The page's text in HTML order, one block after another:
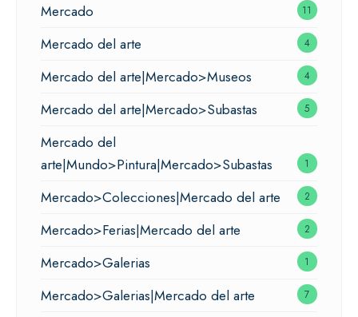
Mercado 11
Mercado del arte 4
Mercado del arte|Mercado>Museos 4
Mercado del arte|Mercado>Subastas 5
Mercado del
arte|Mundo>Pintura|Mercado>Subastas
1
Mercado>Colecciones|Mercado del arte 2
Mercado>Ferias|Mercado del arte 2
Mercado>Galerias 1
Mercado>Galerias|Mercado del arte 7